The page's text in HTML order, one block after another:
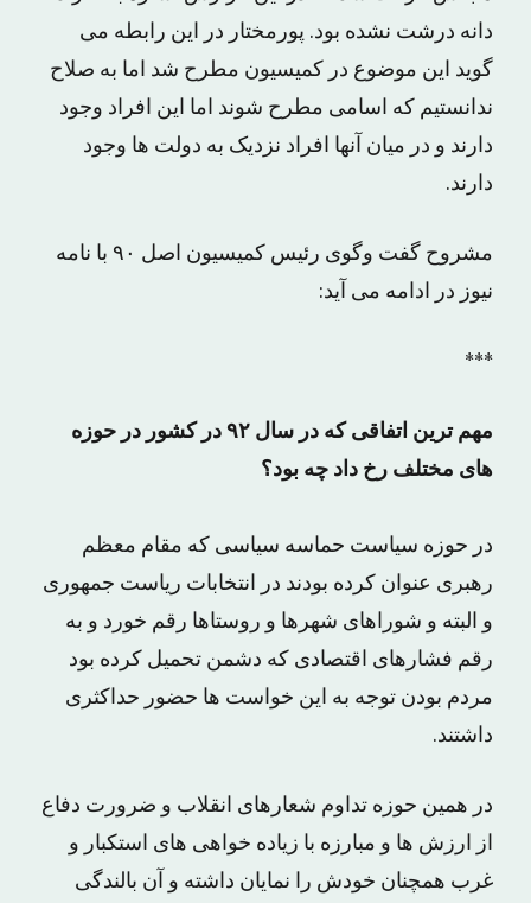
دانه درشت نشده بود. پورمختار در این رابطه می
گوید این موضوع در کمیسیون مطرح شد اما به صلاح
ندانستیم که اسامی مطرح شوند اما این افراد وجود
دارند و در میان آنها افراد نزدیک به دولت ها وجود
دارند.
مشروح گفت وگوی رئیس کمیسیون اصل ۹۰ با نامه
نیوز در ادامه می آید:
***
مهم ترین اتفاقی که در سال ۹۲ در کشور در حوزه
های مختلف رخ داد چه بود؟
در حوزه سیاست حماسه سیاسی که مقام معظم
رهبری عنوان کرده بودند در انتخابات ریاست جمهوری
و البته و شوراهای شهرها و روستاها رقم خورد و به
رقم فشارهای اقتصادی که دشمن تحمیل کرده بود
مردم بودن توجه به این خواست ها حضور حداکثری
داشتند.
در همین حوزه تداوم شعارهای انقلاب و ضرورت دفاع
از ارزش ها و مبارزه با زیاده خواهی های استکبار و
غرب همچنان خودش را نمایان داشته و آن بالندگی